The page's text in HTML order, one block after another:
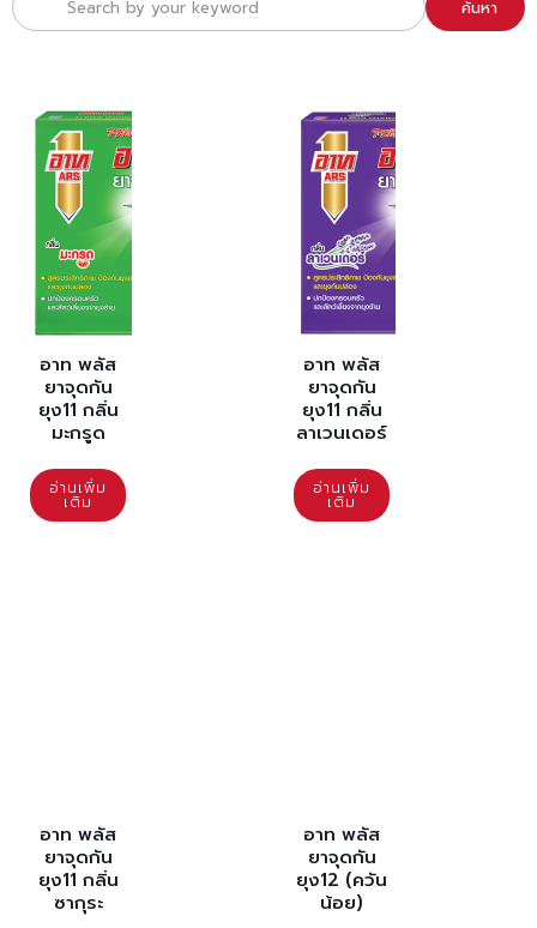
ค้นหา
อาท พลัส
ยาจุดกัน
ยุง11 กลิ่น
มะกรูด
อ่านเพิ่ม
เติม
อาท พลัส
ยาจุดกัน
ยุง11 กลิ่น
ลาเวนเดอร์
อ่านเพิ่ม
เติม
อาท พลัส
ยาจุดกัน
ยุง11 กลิ่น
ซากุระ
อาท พลัส
ยาจุดกัน
ยุง12 (ควัน
น้อย)